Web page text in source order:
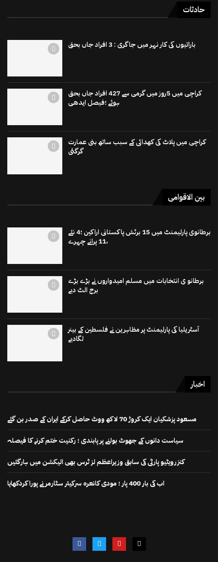
حادثات
باراتیوں کی کار نہر میں جاگری : 3 افراد جاں بحق
کراچی میں 5روز میں گرمی سے 427 افراد جاں بحق
ہوئے ؛فیصل ایدھی
کراچی میں پلاٹ کی کھدائی کے سبب ساتھ بنی عمارت
گرگئی
بین الاقوامی
برطانوی پارلیمنٹ میں 15 برٹش پاکستانی اراکین ؛4 نئے
،11 پرانے چہرے
برطانو ی انتخابات میں مسلم امیدواروں نے بڑے بڑے
برج الٹ دیے
آسٹریلیا کی پارلیمنٹ پر مظاہرین نے فلسطین کے بینر
لگادیے
اخبار
مسعود پزشکیان ایک کروڑ 70 لاکھ ووٹ حاصل کرکے ایران کے صدر بن گئے
سیاست دانوں کے جھوٹ بولنے پر پابندی ؛ رکنیت ختم کرنے کا فیصلہ
کنزرویٹیو پارٹی کی سابق وزیراعظم لز ٹرس بھی الیکشن میں ہارگئیں
اب کی بار 400 پار ؛ مودی کانعرہ سرکیئر سٹارمر نے پورا کردکھایا